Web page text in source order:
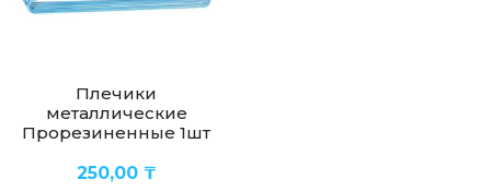
Плечики
металлические
Прорезиненные 1шт
250,00 ₸